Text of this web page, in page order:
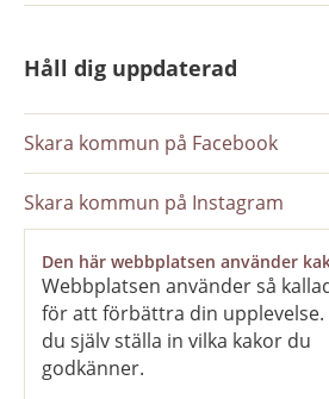
Den här webbplatsen använder
Webbplatsen använder så
för att förbättra din upplevelse.
du själv ställa in vilka kakor du
godkänner.
Håll dig uppdaterad
Skara kommun på Facebook
Skara kommun på Instagram
Nyhetsbrev
Pressrum